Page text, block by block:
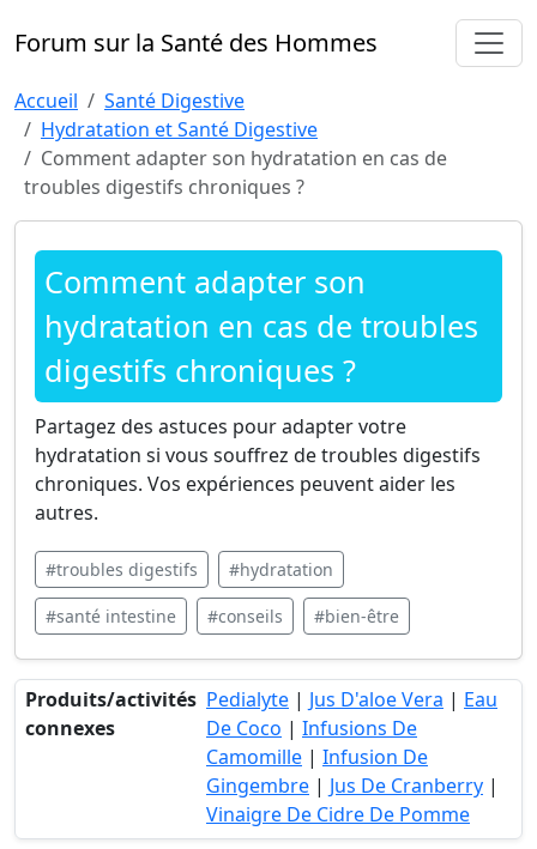
Forum sur la Santé des Hommes
Accueil
Santé Digestive
Hydratation et Santé Digestive
Comment adapter son hydratation en cas de
troubles digestifs chroniques ?
Comment adapter son
hydratation en cas de troubles
digestifs chroniques ?
Partagez des astuces pour adapter votre
hydratation si vous souffrez de troubles digestifs
chroniques. Vos expériences peuvent aider les
autres.
#troubles digestifs #hydratation
#santé intestine #conseils #bien-être
Produits/activités
connexes
Pedialyte | Jus D'aloe Vera | Eau
De Coco | Infusions De
Camomille | Infusion De
Gingembre | Jus De Cranberry |
Vinaigre De Cidre De Pomme